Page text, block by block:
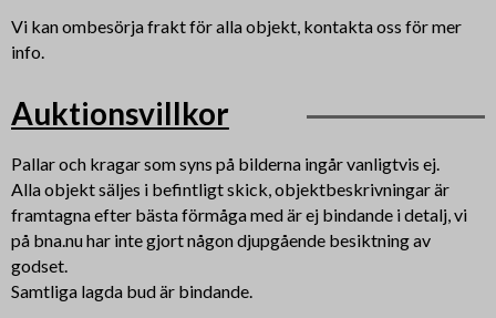
Vi kan ombesörja frakt för alla objekt, kontakta oss för mer
info.
Auktionsvillkor
Pallar och kragar som syns på bilderna ingår vanligtvis ej.
Alla objekt säljes i befintligt skick, objektbeskrivningar är
framtagna efter bästa förmåga med är ej bindande i detalj, vi
på bna.nu har inte gjort någon djupgående besiktning av
godset.
Samtliga lagda bud är bindande.